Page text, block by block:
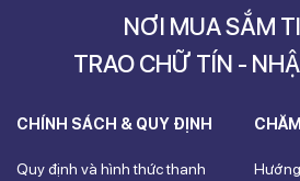
NƠI MUA SẮM
TRAO CHỮ TÍN -
CHÍNH SÁCH & QUY ĐỊNH
Quy định và hình thức thanh